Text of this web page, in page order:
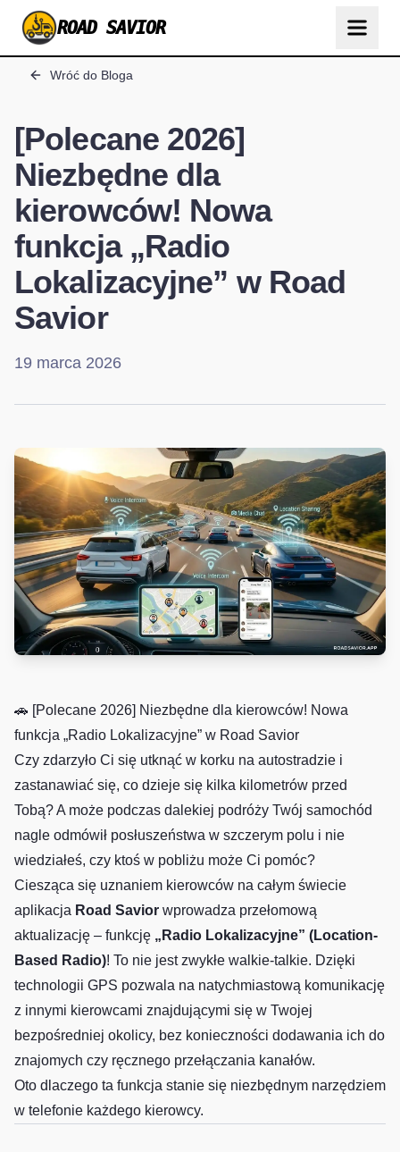
ROAD SAVIOR
Wróć do Bloga
[Polecane 2026]
Niezbędne dla
kierowców! Nowa
funkcja „Radio
Lokalizacyjne” w Road
Savior
19 marca 2026
🚗 [Polecane 2026] Niezbędne dla kierowców! Nowa
funkcja „Radio Lokalizacyjne” w Road Savior
Czy zdarzyło Ci się utknąć w korku na autostradzie i
zastanawiać się, co dzieje się kilka kilometrów przed
Tobą? A może podczas dalekiej podróży Twój samochód
nagle odmówił posłuszeństwa w szczerym polu i nie
wiedziałeś, czy ktoś w pobliżu może Ci pomóc?
Ciesząca się uznaniem kierowców na całym świecie
aplikacja Road Savior wprowadza przełomową
aktualizację – funkcję „Radio Lokalizacyjne” (Location-
Based Radio)! To nie jest zwykłe walkie-talkie. Dzięki
technologii GPS pozwala na natychmiastową komunikację
z innymi kierowcami znajdującymi się w Twojej
bezpośredniej okolicy, bez konieczności dodawania ich do
znajomych czy ręcznego przełączania kanałów.
Oto dlaczego ta funkcja stanie się niezbędnym narzędziem
w telefonie każdego kierowcy.